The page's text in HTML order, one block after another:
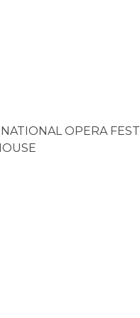
OPERA